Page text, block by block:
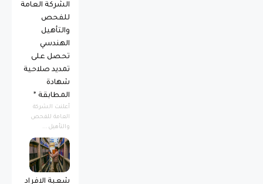
الشركة العامة
للفحص
والتأهيل
الهندسي
تحصل على
تمديد صلاحية
شهادة
المطابقة *
أعلنت الشركة
العامة للفحص
والتأهيل...
شعبة الافراد